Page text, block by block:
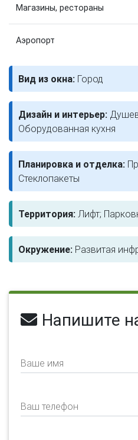
Магазины, рестораны
Аэропорт
Вид из окна: Город
Дизайн и интерьер:
Оборудованная кухня
Планировка и отделка:
Стеклопакеты
Территория: Лифт;
Окружение: Развитая
Напишите
Ваше имя
Ваш телефон